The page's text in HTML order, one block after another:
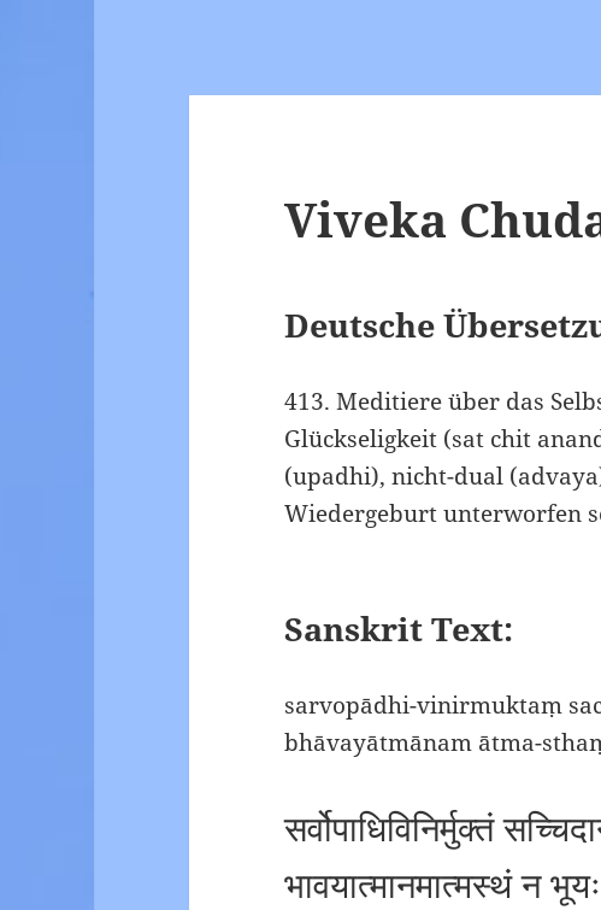
Viveka
Deutsche
413. Meditiere über das
Glückseligkeit (sat chit
(upadhi), nicht-dual
Wiedergeburt unterworfen
Sanskrit Text:
sarvopādhi-vinirmuktaṃ
bhāvayātmānam ātma-
सर्वोपाधिविनिर्मुक्तं
भावयात्मानमात्मस्थं न